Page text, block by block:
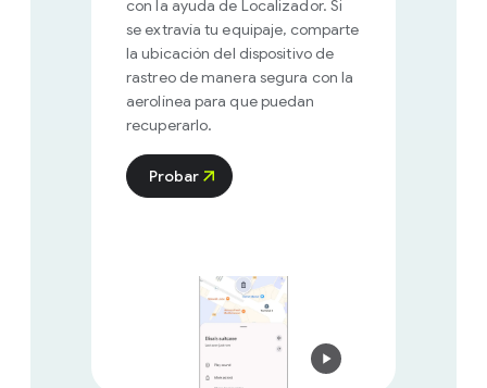
con la ayuda de Localizador. Si
se extravía tu equipaje, comparte
la ubicación del dispositivo de
rastreo de manera segura con la
aerolínea para que puedan
recuperarlo.
Probar